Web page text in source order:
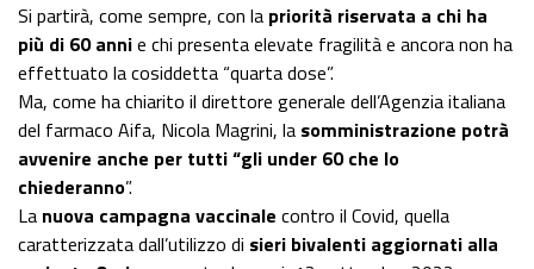
Si partirà, come sempre, con la priorità riservata a chi ha
più di 60 annie chi presenta elevate fragilità e ancora non ha
effettuato la cosiddetta “quarta dose”.
Ma, come ha chiarito il direttore generale dell’Agenzia italiana
del farmaco Aifa, Nicola Magrini, la somministrazione potrà
avvenire anche per tutti “gli under 60 che lo
chiederanno”.
La nuova campagna vaccinale contro il Covid, quella
caratterizzata dall’utilizzo di sieri bivalenti aggiornati alla